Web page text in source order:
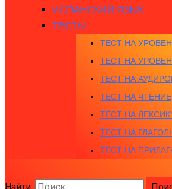
ИСПАНСКИЙ ЯЗЫК
ТЕСТЫ
ТЕСТ НА
ТЕСТ НА
ТЕСТ НА
ТЕСТ НА ЧТЕНИЕ
ТЕСТ НА
ТЕСТ НА
ТЕСТ НА